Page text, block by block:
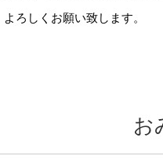
よろしくお願い致します。
お